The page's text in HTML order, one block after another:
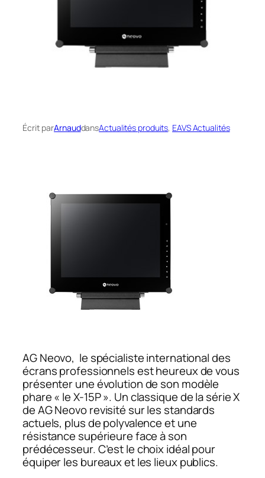
Écrit parArnauddansActualités produits, EAVS Actualités
AG Neovo, le spécialiste international des
écrans professionnels est heureux de vous
présenter une évolution de son modèle
phare « le X-15P ». Un classique de la série X
de AG Neovo revisité sur les standards
actuels, plus de polyvalence et une
résistance supérieure face à son
prédécesseur. C’est le choix idéal pour
équiper les bureaux et les lieux publics.